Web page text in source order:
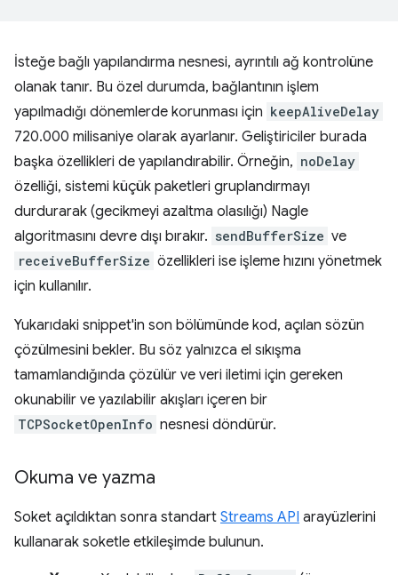
İsteğe bağlı yapılandırma nesnesi, ayrıntılı ağ kontrolüne
olanak tanır. Bu özel durumda, bağlantının işlem
yapılmadığı dönemlerde korunması için keepAliveDelay
720.000 milisaniye olarak ayarlanır. Geliştiriciler burada
başka özellikleri de yapılandırabilir. Örneğin, noDelay
özelliği, sistemi küçük paketleri gruplandırmayı
durdurarak (gecikmeyi azaltma olasılığı) Nagle
algoritmasını devre dışı bırakır. sendBufferSize ve
receiveBufferSize özellikleri ise işleme hızını yönetmek
için kullanılır.
Yukarıdaki snippet'in son bölümünde kod, açılan sözün
çözülmesini bekler. Bu söz yalnızca el sıkışma
tamamlandığında çözülür ve veri iletimi için gereken
okunabilir ve yazılabilir akışları içeren bir
TCPSocketOpenInfo nesnesi döndürür.
Okuma ve yazma
Soket açıldıktan sonra standart Streams API arayüzlerini
kullanarak soketle etkileşimde bulunun.